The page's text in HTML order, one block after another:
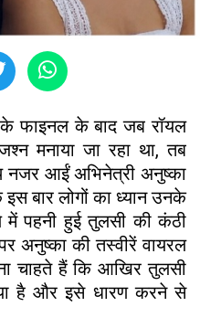
फाइनल के बाद जब रॉयल
मनाया जा रहा था, तब
नजर आईं अभिनेत्री अनुष्का
इस बार लोगों का ध्यान उनके
पहनी हुई तुलसी की कंठी
अनुष्का की तस्वीरें वायरल
चाहते हैं कि आखिर तुलसी
है और इसे धारण करने से